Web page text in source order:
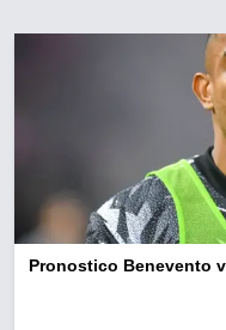
Pronostico Benevento